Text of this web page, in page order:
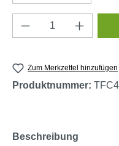
Produkt Anzahl:
Zum Merkzettel hinzufügen
Produktnummer:
Beschreibung